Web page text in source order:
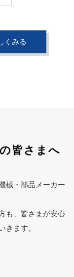
くみる
皆さまへ
械・部品メーカー
も、皆さまが安心
きます。